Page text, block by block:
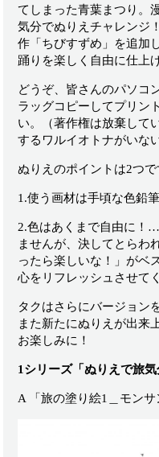
てしまった青葉まつり。
気分でぬりえチャレンジ
作「ちびすずめ」を追加
踊りを楽しく自由に仕上
どうぞ、皆さんのパソコ
ラッグコピーしてプリン
い。（著作権は放棄して
するワルイオトナがいな
ぬりえのポイントは2つで
1.使う画材は手頃な色鉛
2.色はあくまで自由に！
ませんが、決してとらわ
ったら楽しいな！」がベ
心をリフレッシュさせて
タクはさらにバージョン
また新たにぬりえが出来
お楽しみに！
1シリーズ「ぬりえで旅気
A 「旅の塗り絵1＿モンサ